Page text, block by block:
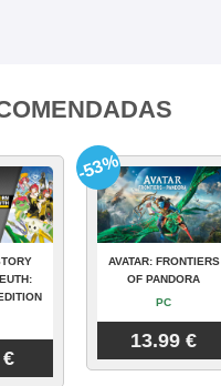
AVATAR: FRONTIERS
OF PANDORA
PC
13.99 €
-53%